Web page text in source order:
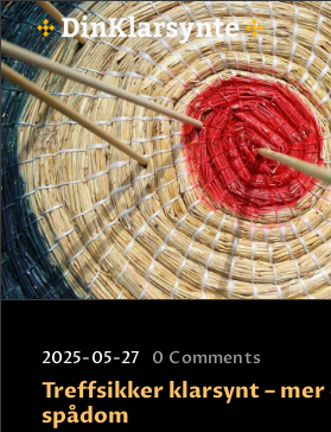
FORSIDE
ASTROLOGI
STJERNETEGN
TAROTKORT
KLARSYNTE
BETALING
VIPPS
2025-05-27 0 Comments
Treffsikker klarsynt – mer
spådom